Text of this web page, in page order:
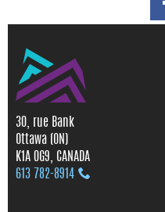
30, rue Bank
Ottawa (ON)
K1A 0G9, CANADA
613 782‑8914